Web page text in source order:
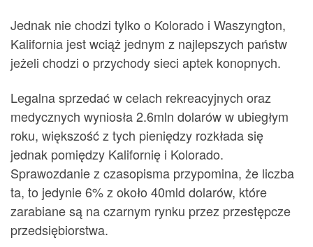
Jednak nie chodzi tylko o Kolorado i Waszyngton,
Kalifornia jest wciąż jednym z najlepszych państw
jeżeli chodzi o przychody sieci aptek konopnych.
Legalna sprzedać w celach rekreacyjnych oraz
medycznych wyniosła 2.6mln dolarów w ubiegłym
roku, większość z tych pieniędzy rozkłada się
jednak pomiędzy Kalifornię i Kolorado.
Sprawozdanie z czasopisma przypomina, że liczba
ta, to jedynie 6% z około 40mld dolarów, które
zarabiane są na czarnym rynku przez przestępcze
przedsiębiorstwa.